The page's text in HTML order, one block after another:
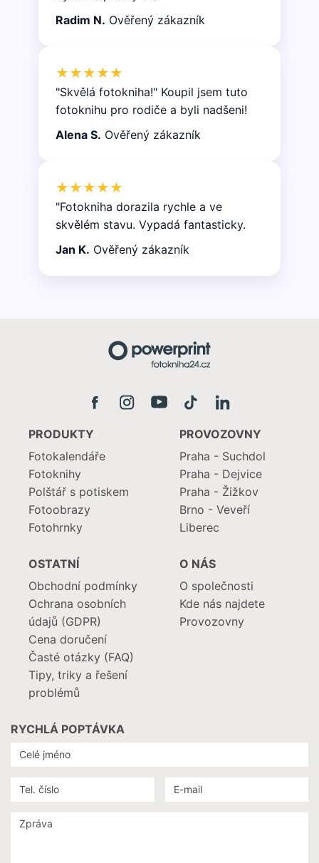
Radim N. Ověřený zákazník
★★★★★
"Skvělá fotokniha!" Koupil jsem tuto
fotoknihu pro rodiče a byli nadšeni!
Alena S. Ověřený zákazník
★★★★★
"Fotokniha dorazila rychle a ve
skvělém stavu. Vypadá fantasticky.
Jan K. Ověřený zákazník
PRODUKTY
Fotokalendáře
Fotoknihy
Polštář s potiskem
Fotoobrazy
Fotohrnky
PROVOZOVNY
Praha - Suchdol
Praha - Dejvice
Praha - Žižkov
Brno - Veveří
Liberec
OSTATNÍ
Obchodní podmínky
Ochrana osobních
údajů (GDPR)
Cena doručení
Časté otázky (FAQ)
Tipy, triky a řešení
problémů
O NÁS
O společnosti
Kde nás najdete
Provozovny
RYCHLÁ POPTÁVKA